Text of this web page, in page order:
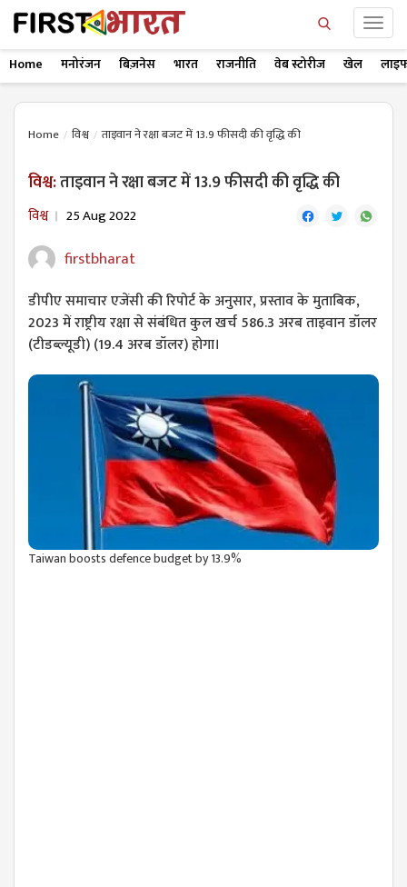
Home मनोरंजन बिज़नेस भारत राजनीति वेब स्टोरीज खेल
Home विश्व ताइवान ने रक्षा बजट में 13.9 फीसदी की वृद्धि की
विश्व:ताइवान ने रक्षा बजट में 13.9 फीसदी की वृद्धि की
विश्व 25 Aug 2022
firstbharat
डीपीए समाचार एजेंसी की रिपोर्ट के अनुसार, प्रस्ताव के मुताबिक,
2023 में राष्ट्रीय रक्षा से संबंधित कुल खर्च 586.3 अरब ताइवान डॉलर
(टीडब्ल्यूडी) (19.4 अरब डॉलर) होगा।
Taiwan boosts defence budget by 13.9%